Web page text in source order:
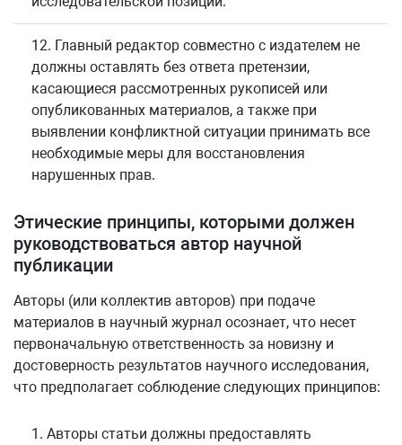
12. Главный редактор совместно с издателем не
должны оставлять без ответа претензии,
касающиеся рассмотренных рукописей или
опубликованных материалов, а также при
выявлении конфликтной ситуации принимать все
необходимые меры для восстановления
нарушенных прав.
Этические принципы, которыми должен
руководствоваться автор научной
публикации
Авторы (или коллектив авторов) при подаче
материалов в научный журнал осознает, что несет
первоначальную ответственность за новизну и
достоверность результатов научного исследования,
что предполагает соблюдение следующих принципов:
1. Авторы статьи должны предоставлять